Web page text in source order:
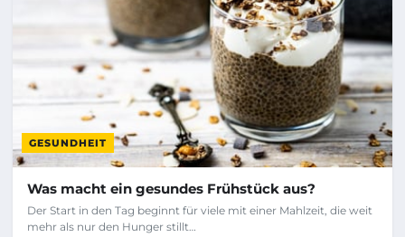
GESUNDHEIT
Was macht ein gesundes Frühstück aus?
Der Start in den Tag beginnt für viele mit einer Mahlzeit, die weit
mehr als nur den Hunger stillt…